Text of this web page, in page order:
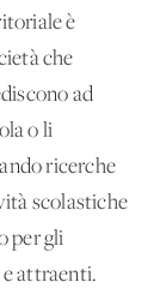
è
che
ad
o li
ricerche
scolastiche
per gli
attraenti.